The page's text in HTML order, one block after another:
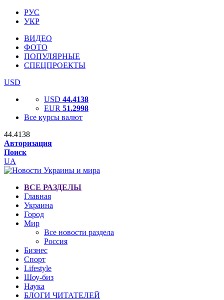
РУС
УКР
ВИДЕО
ФОТО
ПОПУЛЯРНЫЕ
СПЕЦПРОЕКТЫ
USD
USD 44.4138
EUR 51.2998
Все курсы валют
44.4138
Авторизация
Поиск
UA
ВСЕ РАЗДЕЛЫ
Главная
Украина
Город
Мир
Все новости раздела
Россия
Бизнес
Спорт
Lifestyle
Шоу-биз
Наука
БЛОГИ ЧИТАТЕЛЕЙ